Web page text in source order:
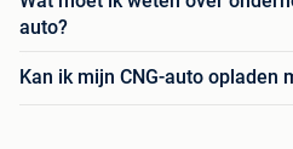
auto?
Kan ik mijn CNG-auto opladen